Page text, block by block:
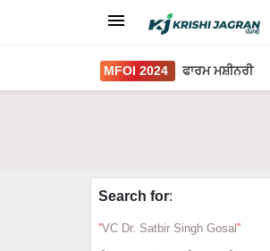
MFOI 2024 ਫਾਰਮ ਮਸ਼ੀਨਰੀ
Search for:
VC Dr. Satbir Singh Gosal